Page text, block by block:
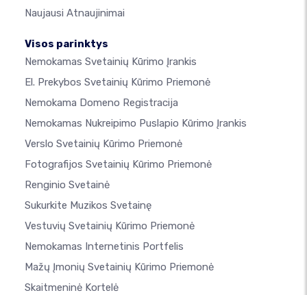
Naujausi Atnaujinimai
Visos parinktys
Nemokamas Svetainių Kūrimo Įrankis
El. Prekybos Svetainių Kūrimo Priemonė
Nemokama Domeno Registracija
Nemokamas Nukreipimo Puslapio Kūrimo Įrankis
Verslo Svetainių Kūrimo Priemonė
Fotografijos Svetainių Kūrimo Priemonė
Renginio Svetainė
Sukurkite Muzikos Svetainę
Vestuvių Svetainių Kūrimo Priemonė
Nemokamas Internetinis Portfelis
Mažų Įmonių Svetainių Kūrimo Priemonė
Skaitmeninė Kortelė